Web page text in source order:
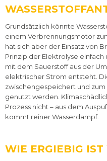
Grundsätzlich könnte
einem Verbrennungsmotor
hat sich aber der Einsatz von
Prinzip der Elektrolyse
mit dem Sauerstoff aus der
elektrischer Strom entsteht.
zwischengespeichert und
genutzt werden.
Prozess nicht – aus dem
kommt reiner Wasserdampf.
WIE ERGIEBIG IST